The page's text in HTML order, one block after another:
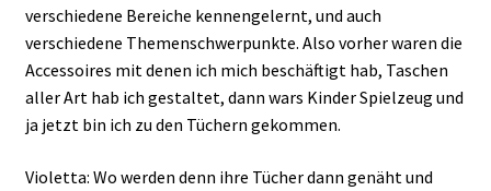
verschiedene Bereiche kennengelernt, und auch
verschiedene Themenschwerpunkte. Also vorher waren die
Accessoires mit denen ich mich beschäftigt hab, Taschen
aller Art hab ich gestaltet, dann wars Kinder Spielzeug und
ja jetzt bin ich zu den Tüchern gekommen.
Violetta: Wo werden denn ihre Tücher dann genäht und